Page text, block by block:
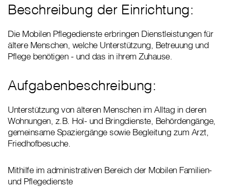
Beschreibung der Einrichtung:
Die Mobilen Pflegedienste erbringen Dienstleistungen für
ältere Menschen, welche Unterstützung, Betreuung und
Pflege benötigen - und das in ihrem Zuhause.
Aufgabenbeschreibung:
Unterstützung von älteren Menschen im Alltag in deren
Wohnungen, z.B. Hol- und Bringdienste, Behördengänge,
gemeinsame Spaziergänge sowie Begleitung zum Arzt,
Friedhofbesuche.
Mithilfe im administrativen Bereich der Mobilen Familien-
und Pflegedienste